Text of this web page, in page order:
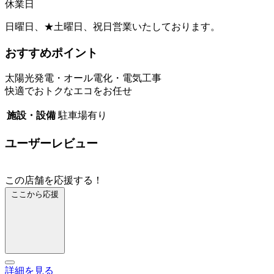
休業日
日曜日、★土曜日、祝日営業いたしております。
おすすめポイント
太陽光発電・オール電化・電気工事
快適でおトクなエコをお任せ
施設・設備 駐車場有り
ユーザーレビュー
この店舗を応援する！
ここから応援
詳細を見る